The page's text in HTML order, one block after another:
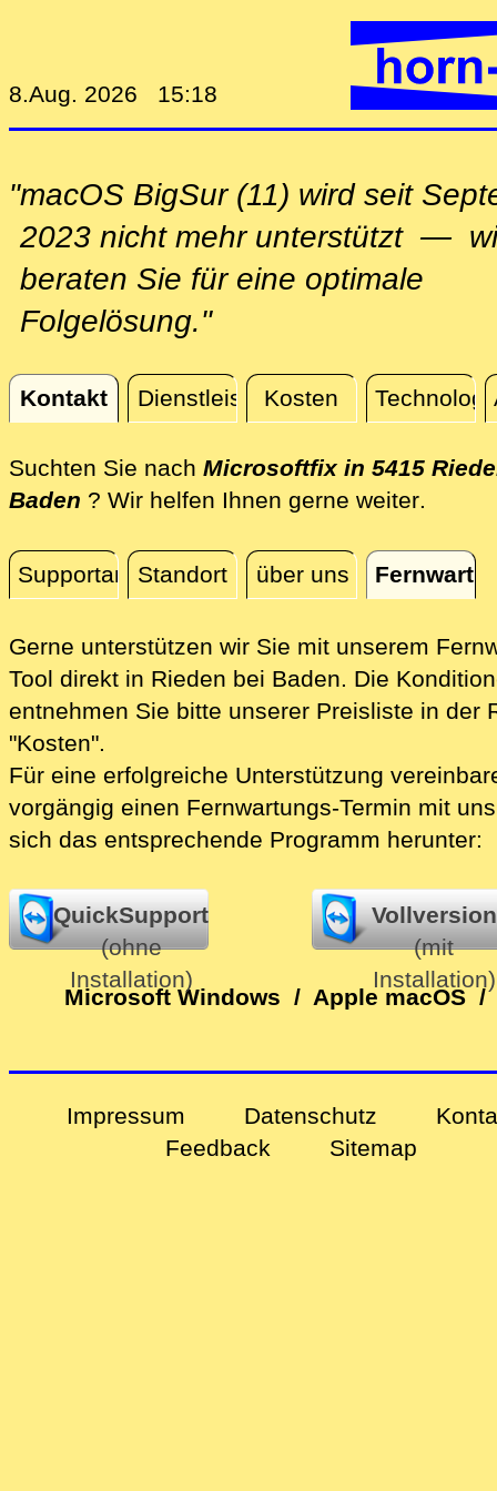
8.Aug. 2026 15:18
"macOS BigSur (11) wird seit
2023 nicht mehr unterstützt —
beraten Sie für eine optimale
Folgelösung."
Kontakt Dienstleistungen
Kosten
Kontakt
Suchten Sie nach Microsoftfix in 5415
Baden ? Wir helfen Ihnen gerne weiterdirekt
.
SupportanfrageStandort über uns
Fernwartung
Gerne unterstützen wir Sie mit unserem
Tool direkt in Rieden bei Baden. Die
entnehmen Sie bitte unserer Preisliste in der
"Kosten".
Für eine erfolgreiche Unterstützung
vorgängig einen Fernwartungs-Termin mit
sich das entsprechende Programm herunter:
QuickSupport
(ohne
Installation)
Vollversion
(mit
Installation)
Microsoft Windows /Apple macOS /
Impressum Datenschutz
Feedback
Sitemap